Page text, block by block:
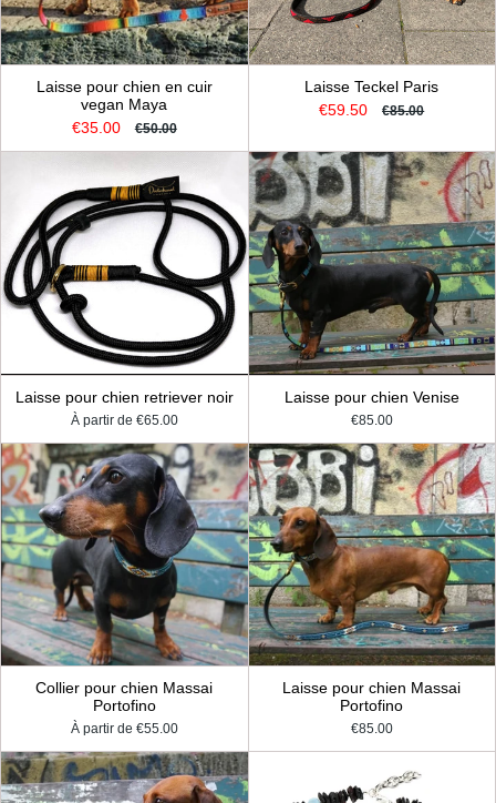
Laisse pour chien en cuir
vegan Maya
€35.00 €50.00
Laisse Teckel Paris
€59.50 €85.00
Laisse pour chien retriever noir
À partir de €65.00
Laisse pour chien Venise
€85.00
Collier pour chien Massai
Portofino
À partir de €55.00
Laisse pour chien Massai
Portofino
€85.00